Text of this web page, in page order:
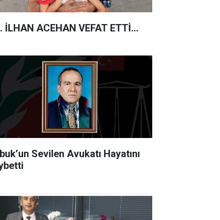
İLHAN ACEHAN VEFAT ETTİ...
Sevilen Avukatı Hayatını